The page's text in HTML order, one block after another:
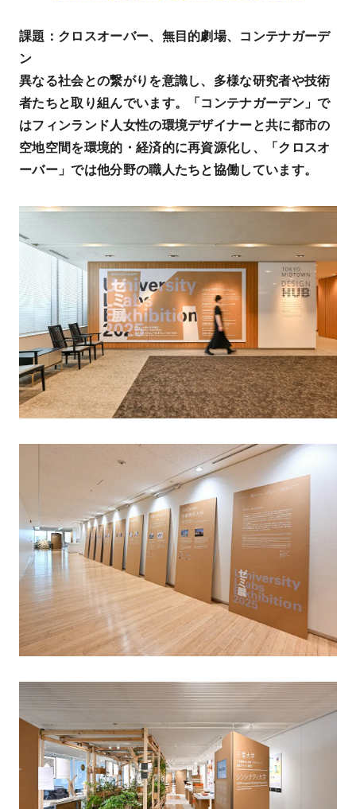
課題：クロスオーバー、無目的劇場、コンテナガーデ
ン
異なる社会との繋がりを意識し、多様な研究者や技術
者たちと取り組んでいます。「コンテナガーデン」で
はフィンランド人女性の環境デザイナーと共に都市の
空地空間を環境的・経済的に再資源化し、「クロスオ
ーバー」では他分野の職人たちと協働しています。